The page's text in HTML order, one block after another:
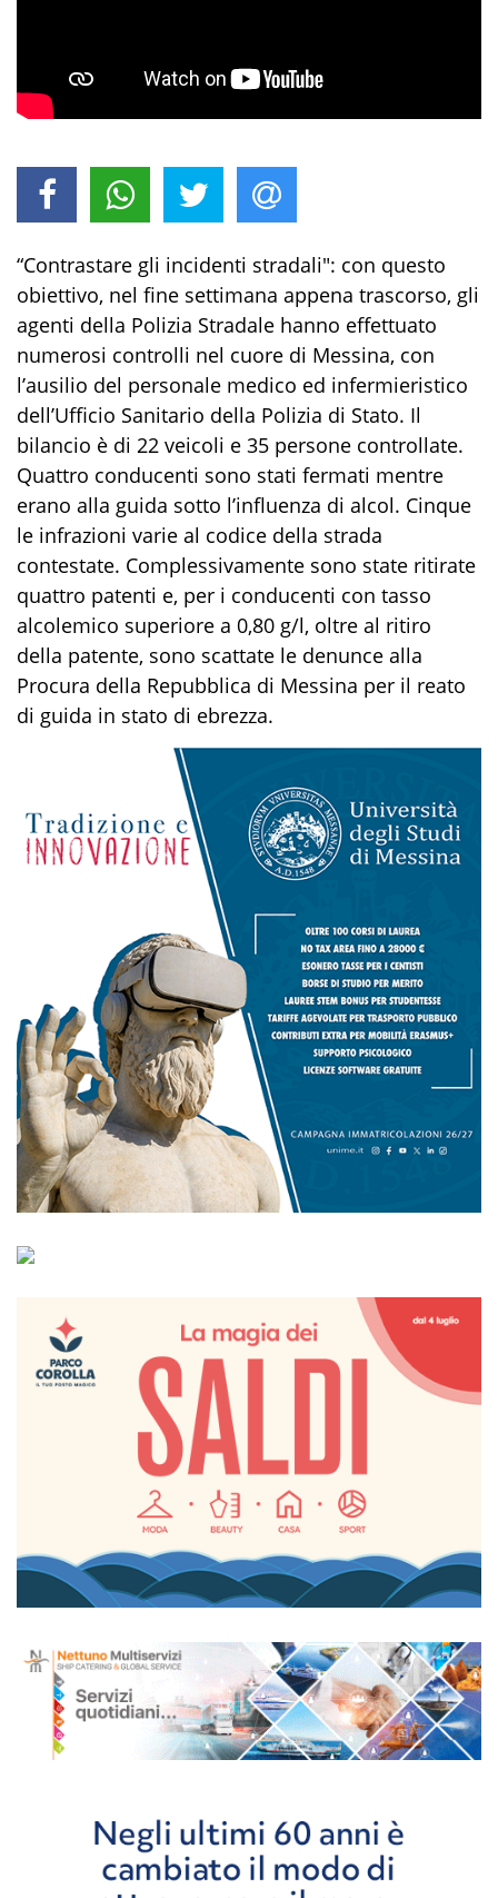
“Contrastare gli incidenti stradali": con questo
obiettivo, nel fine settimana appena trascorso, gli
agenti della Polizia Stradale hanno effettuato
numerosi controlli nel cuore di Messina, con
l’ausilio del personale medico ed infermieristico
dell’Ufficio Sanitario della Polizia di Stato. Il
bilancio è di 22 veicoli e 35 persone controllate.
Quattro conducenti sono stati fermati mentre
erano alla guida sotto l’influenza di alcol. Cinque
le infrazioni varie al codice della strada
contestate. Complessivamente sono state ritirate
quattro patenti e, per i conducenti con tasso
alcolemico superiore a 0,80 g/l, oltre al ritiro
della patente, sono scattate le denunce alla
Procura della Repubblica di Messina per il reato
di guida in stato di ebrezza.